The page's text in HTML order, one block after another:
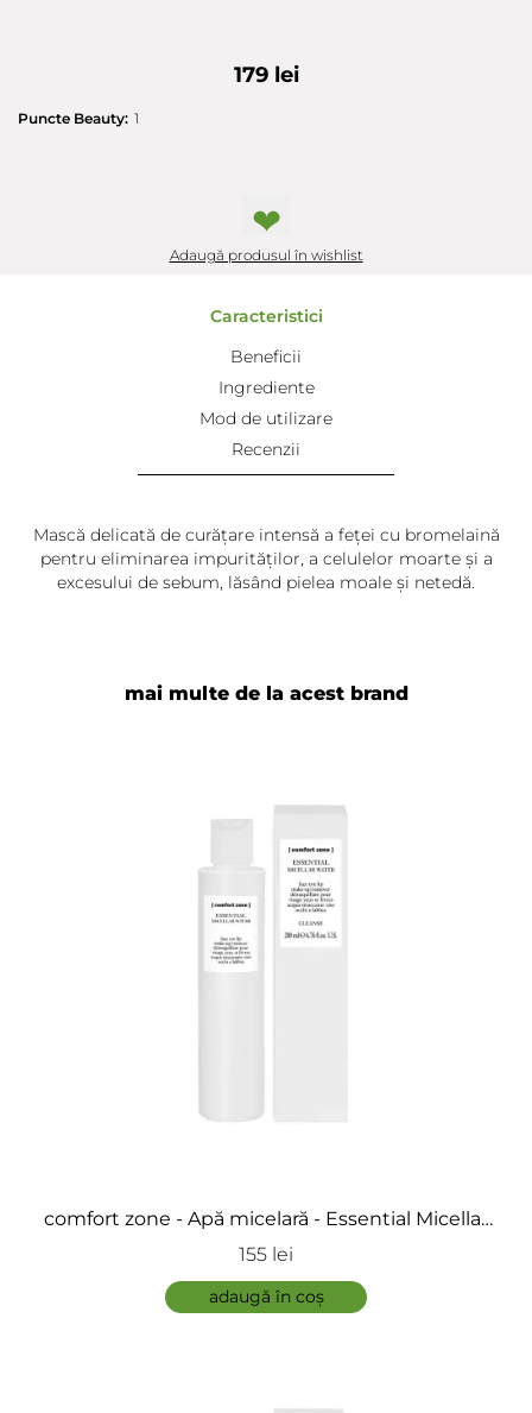
179 lei
Puncte Beauty: 1
❤
Adaugă produsul în wishlist
Caracteristici
Beneficii
Ingrediente
Mod de utilizare
Recenzii
Mască delicată de curățare intensă a feței cu bromelaină
pentru eliminarea impurităților, a celulelor moarte și a
excesului de sebum, lăsând pielea moale și netedă.
Adaugă review
mai multe de la acest brand
comfort zone - Apă micelară - Essential Micellar
Water
155 lei
adaugă în coș